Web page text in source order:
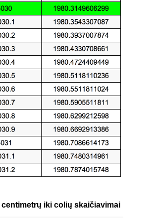
centimetrų iki colių skaičiavimai